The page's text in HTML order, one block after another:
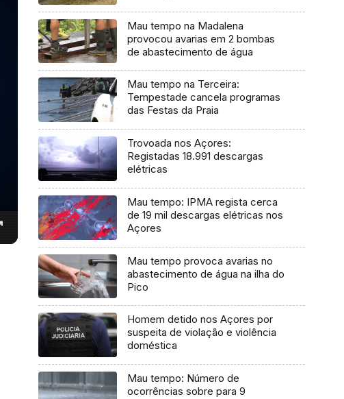
Mau tempo na Madalena
provocou avarias em 2 bombas
de abastecimento de água
Mau tempo na Terceira:
Tempestade cancela programas
das Festas da Praia
Trovoada nos Açores:
Registadas 18.991 descargas
elétricas
Mau tempo: IPMA regista cerca
de 19 mil descargas elétricas nos
Açores
Mau tempo provoca avarias no
abastecimento de água na ilha do
Pico
Homem detido nos Açores por
suspeita de violação e violência
doméstica
Mau tempo: Número de
ocorrências sobre para 9